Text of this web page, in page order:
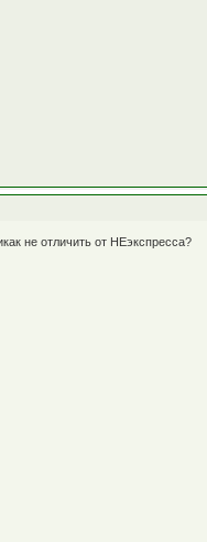
не отличить от НЕэкспресса?